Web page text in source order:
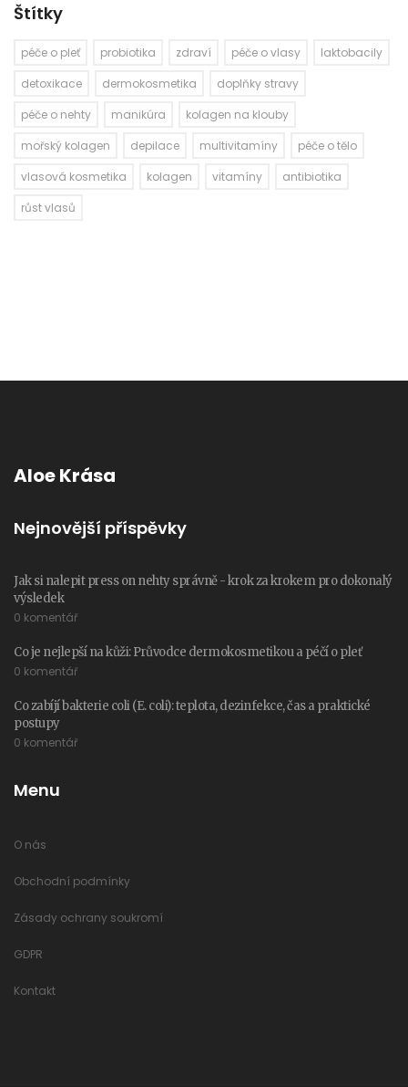
Štítky
péče o pleť probiotika zdraví péče o vlasy
laktobacily
detoxikace
dermokosmetika
doplňky stravy
péče o nehty
manikúra
kolagen na klouby
mořský kolagen
depilace multivitamíny
péče o tělo
vlasová kosmetika
kolagen vitamíny
antibiotika
růst vlasů
Aloe Krása
Nejnovější příspěvky
Jak si nalepit press on nehty správně - krok za krokem pro dokonalý
výsledek
0 komentář
Co je nejlepší na kůži: Průvodce dermokosmetikou a péčí o pleť
0 komentář
Co zabíjí bakterie coli (E. coli): teplota, dezinfekce, čas a praktické
postupy
0 komentář
Menu
O nás
Obchodní podmínky
Zásady ochrany soukromí
GDPR
Kontakt